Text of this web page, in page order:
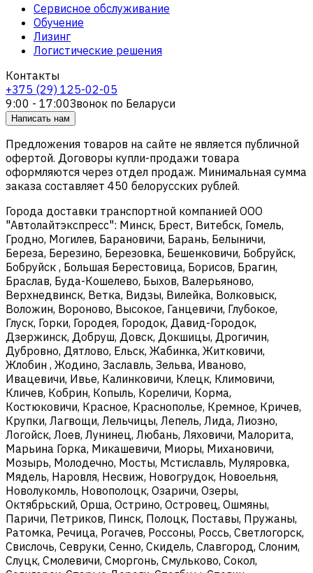
Сервисное обслуживание
Обучение
Лизинг
Логистические решения
Контакты
+375 (29) 125-02-05
9:00 - 17:00Звонок по Беларуси
Написать нам
Предложения товаров на сайте не является публичной
офертой. Договоры купли-продажи товара
оформляются через отдел продаж. Минимальная сумма
заказа составляет 450 белорусских рублей.
Города доставки транспортной компанией ООО
"Автолайтэкспресс": Минск, Брест, Витебск, Гомель,
Гродно, Могилев, Барановичи, Барань, Белыничи,
Береза, Березино, Березовка, Бешенковичи, Бобруйск,
Бобруйск , Большая Берестовица, Борисов, Брагин,
Браслав, Буда-Кошелево, Быхов, Валерьяново,
Верхнедвинск, Ветка, Видзы, Вилейка, Волковыск,
Воложин, Вороново, Высокое, Ганцевичи, Глубокое,
Глуск, Горки, Городея, Городок, Давид-Городок,
Дзержинск, Добруш, Довск, Докшицы, Дрогичин,
Дубровно, Дятлово, Ельск, Жабинка, Житковичи,
Жлобин , Жодино, Заславль, Зельва, Иваново,
Ивацевичи, Ивье, Калинковичи, Клецк, Климовичи,
Кличев, Кобрин, Копыль, Кореличи, Корма,
Костюковичи, Красное, Краснополье, Кремное, Кричев,
Крупки, Лагвощи, Лельчицы, Лепель, Лида, Лиозно,
Логойск, Лоев, Лунинец, Любань, Ляховичи, Малорита,
Марьина Горка, Микашевичи, Миоры, Михановичи,
Мозырь, Молодечно, Мосты, Мстиславль, Муляровка,
Мядель, Наровля, Несвиж, Новогрудок, Новоельня,
Новолукомль, Новополоцк, Озаричи, Озеры,
Октябрьский, Орша, Острино, Островец, Ошмяны,
Паричи, Петриков, Пинск, Полоцк, Поставы, Пружаны,
Ратомка, Речица, Рогачев, Россоны, Россь, Светлогорск,
Свислочь, Севруки, Сенно, Скидель, Славгород, Слоним,
Слуцк, Смолевичи, Сморгонь, Смульково, Сокол,